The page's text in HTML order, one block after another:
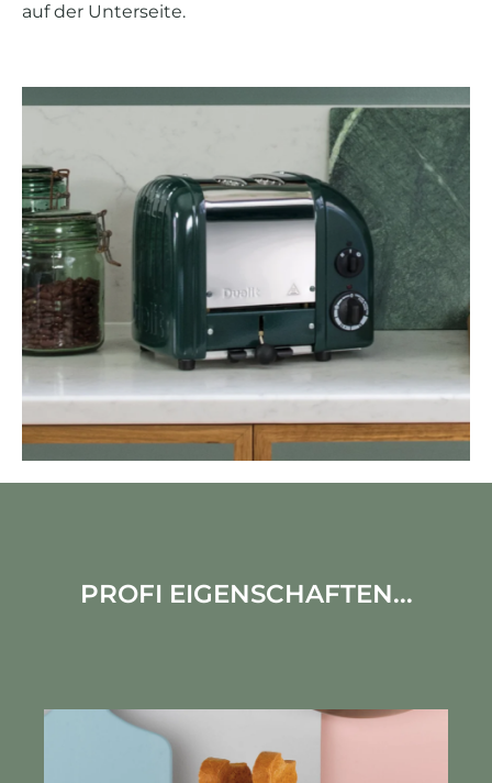
auf der Unterseite.
PROFI EIGENSCHAFTEN...